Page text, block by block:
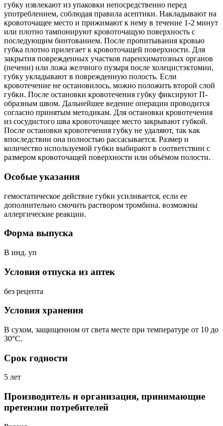
губку извлекают из упаковки непосредственно перед
употреблением, соблюдая правила асептики. Накладывают на
кровоточащее место и прижимают к нему в течение 1-2 минут
или плотно тампонируют кровоточащую поверхность с
последующим бинтованием. После пропитывания кровью
губка плотно прилегает к кровоточащей поверхности. Для
закрытия поврежденных участков паренхиматозных органов
(печени) или ложа желчного пузыря после холецистэктомии,
губку укладывают в поврежденную полость. Если
кровотечение не остановилось, можно положить второй слой
губки. После остановки кровотечения губку фиксируют П-
образным швом. Дальнейшее ведение операции проводится
согласно принятым методикам. Для остановки кровотечения
из сосудистого шва кровоточащее место закрывают губкой.
После остановки кровотечения губку не удаляют, так как
впоследствии она полностью рассасывается. Размер и
количество используемой губки выбирают в соответствии с
размером кровоточащей поверхности или объёмом полости.
Особые указания
гемостатическое действие губки усиливается, если ее
дополнительно смочить раствором тромбина. возможны
аллергические реакции.
Форма выпуска
В инд. уп
Условия отпуска из аптек
без рецепта
Условия хранения
В сухом, защищенном от света месте при температуре от 10 до
30°С.
Срок годности
5 лет
Производитель и организация, принимающие
претензии потребителей